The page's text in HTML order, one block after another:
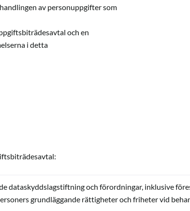
av personuppgifter som
och en
i detta
dataskyddslagstiftning och förordningar, inklusive
grundläggande rättigheter och friheter vid